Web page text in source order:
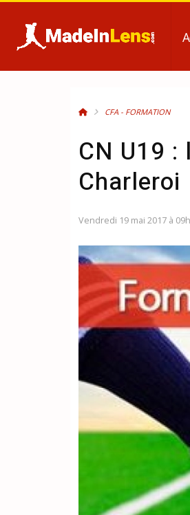
CFA - FORMATION
CN U19
Charleroi
Vendredi 19 mai 2017 à